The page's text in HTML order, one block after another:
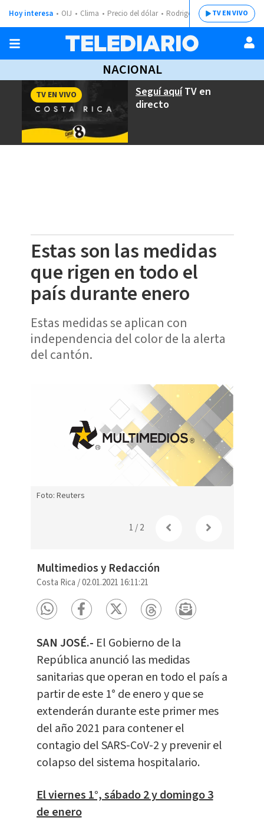
Hoy interesa OIJ Clima Precio del dólar Rodrigo ChavesTV EN VIVO
NACIONAL
Seguí aquíTV en
directo
TV EN VIVO
Estas son las medidas
que rigen en todo el
país durante enero
Estas medidas se aplican con
independencia del color de la alerta
del cantón.
Foto: Reuters
1/2
Multimedios y Redacción
Costa Rica /02.01.2021 16:11:21
SAN JOSÉ.- El Gobierno de la
República anunció las medidas
sanitarias que operan en todo el país a
partir de este 1° de enero y que se
extenderán durante este primer mes
del año 2021 para contener el
contagio del SARS-CoV-2 y prevenir el
colapso del sistema hospitalario.
El viernes 1°, sábado 2 y domingo 3
de enero